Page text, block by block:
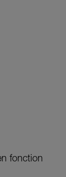
fonction